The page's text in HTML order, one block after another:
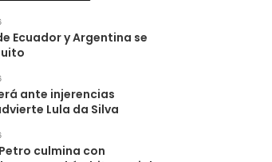
Ecuador y Argentina se
ante injerencias
Lula da Silva
culmina con